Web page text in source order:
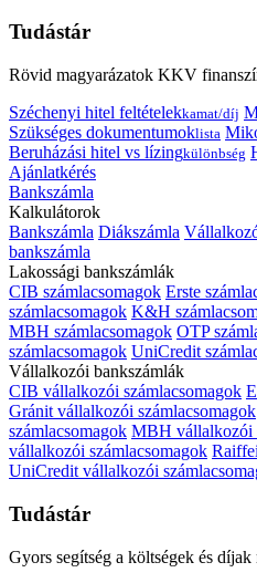
Tudástár
Rövid magyarázatok KKV
Széchenyi hitel feltételekkamat/díj
Szükséges dokumentumoklista
Beruházási hitel vs lízingkülönbség
Ajánlatkérés
Bankszámla
Kalkulátorok
Bankszámla Diákszámla
bankszámla
Lakossági bankszámlák
CIB számlacsomagok Erste
számlacsomagok K&H
MBH számlacsomagok OTP
számlacsomagok UniCredit
Vállalkozói bankszámlák
CIB vállalkozói számlacsomagok
Gránit vállalkozói számlacsomagok
számlacsomagok MBH vállalkozói
vállalkozói számlacsomagok
UniCredit vállalkozói
Tudástár
Gyors segítség a költségek és díjak